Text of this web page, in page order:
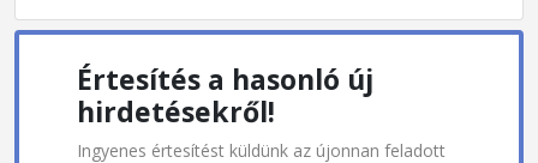
Értesítés a hasonló új
hirdetésekről!
Ingyenes értesítést küldünk az újonnan feladott